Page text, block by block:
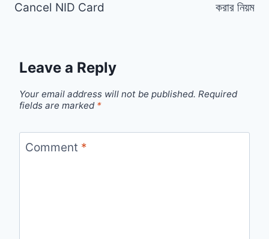
Cancel NID Card
করার নিয়ম
Leave a Reply
Your email address will not be published. Required
fields are marked *
Comment *